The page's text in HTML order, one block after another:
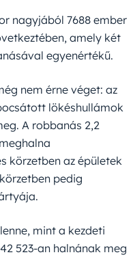
nagyjából 7688 ember
amely két
egyenértékű.
nem érne véget: az
lökéshullámok
A robbanás 2,2
körzetben az épületek
pedig
mint a kezdeti
523-an halnának meg